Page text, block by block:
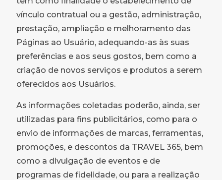
vínculo contratual ou a gestão, administração,
prestação, ampliação e melhoramento das
Páginas ao Usuário, adequando-as às suas
preferências e aos seus gostos, bem como a
criação de novos serviços e produtos a serem
oferecidos aos Usuários.
As informações coletadas poderão, ainda, ser
utilizadas para fins publicitários, como para o
envio de informações de marcas, ferramentas,
promoções, e descontos da TRAVEL 365, bem
como a divulgação de eventos e de
programas de fidelidade, ou para a realização